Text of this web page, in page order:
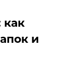
как
и